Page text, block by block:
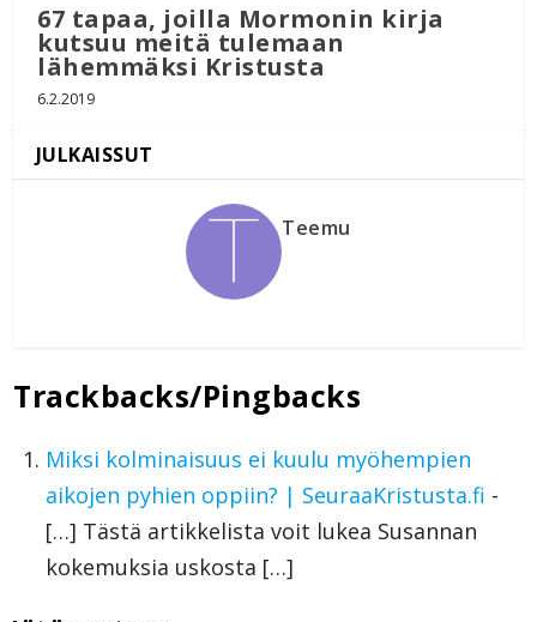
67 tapaa, joilla Mormonin kirja
kutsuu meitä tulemaan
lähemmäksi Kristusta
6.2.2019
Teemu
Trackbacks/Pingbacks
Miksi kolminaisuus ei kuulu myöhempien
aikojen pyhien oppiin? | SeuraaKristusta.fi -
[…] Tästä artikkelista voit lukea Susannan
kokemuksia uskosta […]